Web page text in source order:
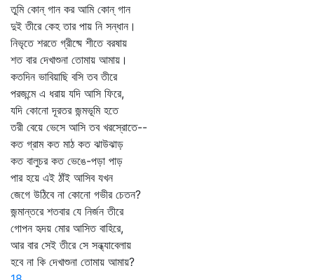
তুমি কোন্‌ গান কর আমি কোন্‌ গান
দুই তীরে কেহ তার পায় নি সন্ধান।
নিভৃতে শরতে গ্রীষ্মে শীতে বরষায়
শত বার দেখাশুনা তোমায় আমায়।
কতদিন ভাবিয়াছি বসি তব তীরে
পরজন্মে এ ধরায় যদি আসি ফিরে,
যদি কোনো দূরতর জন্মভূমি হতে
তরী বেয়ে ভেসে আসি তব খরস্রোতে--
কত গ্রাম কত মাঠ কত ঝাউঝাড়
কত বালুচর কত ভেঙে-পড়া পাড়
পার হয়ে এই ঠাঁই আসিব যখন
জেগে উঠিবে না কোনো গভীর চেতন?
জন্মান্তরে শতবার যে নির্জন তীরে
গোপন হৃদয় মোর আসিত বাহিরে,
আর বার সেই তীরে সে সন্ধ্যাবেলায়
হবে না কি দেখাশুনা তোমায় আমায়?